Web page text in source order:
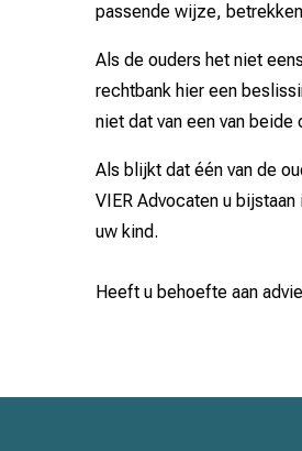
passende wijze,
Als de ouders het niet
rechtbank hier een
niet dat van een van
Als blijkt dat één van de
VIER Advocaten u
uw kind.
Heeft u behoefte aan